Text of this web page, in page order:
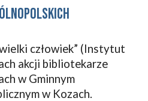
człowiek” (Instytut
akcji bibliotekarze
w Gminnym
w Kozach.